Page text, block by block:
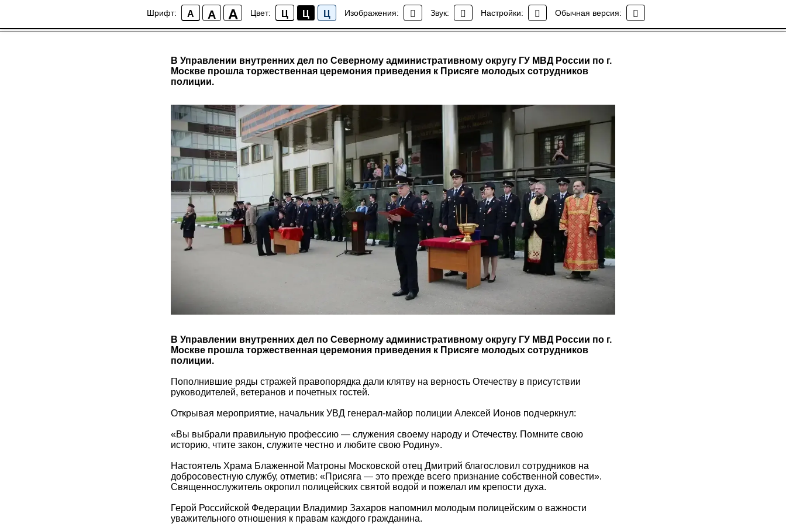
Шрифт: A A A Цвет: Ц Ц Ц Изображения: Звук: Настройки: Обычная версия:
Новости района Коптево
В Управлении внутренних дел по Северному административному округу ГУ МВД России по г.
Москве прошла торжественная церемония приведения к Присяге молодых сотрудников
полиции.
В Управлении внутренних дел по Северному административному округу ГУ МВД России по г.
Москве прошла торжественная церемония приведения к Присяге молодых сотрудников
полиции.
Пополнившие ряды стражей правопорядка дали клятву на верность Отечеству в присутствии
руководителей, ветеранов и почетных гостей.
Открывая мероприятие, начальник УВД генерал-майор полиции Алексей Ионов подчеркнул:
«Вы выбрали правильную профессию — служения своему народу и Отечеству. Помните свою
историю, чтите закон, служите честно и любите свою Родину».
Настоятель Храма Блаженной Матроны Московской отец Дмитрий благословил сотрудников на
добросовестную службу, отметив: «Присяга — это прежде всего признание собственной совести».
Священнослужитель окропил полицейских святой водой и пожелал им крепости духа.
Герой Российской Федерации Владимир Захаров напомнил молодым полицейским о важности
уважительного отношения к правам каждого гражданина.